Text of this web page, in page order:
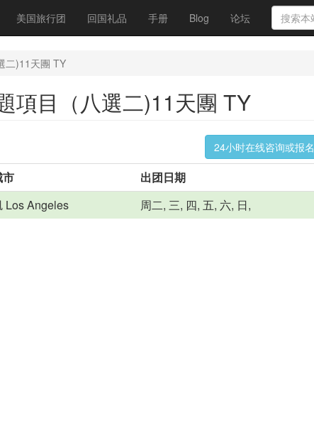
美国旅行团 回国礼品 手册 Blog 论坛
二)11天團 TY
項目（八選二)11天團 TY
24小时在线咨询或报名
市
出团日期
Los Angeles 周二, 三, 四, 五, 六, 日,